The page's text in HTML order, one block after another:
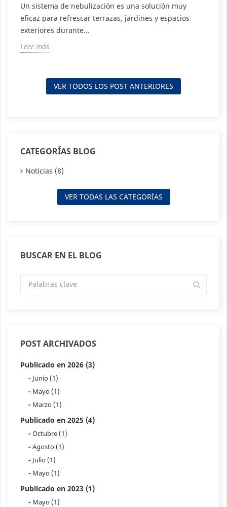
Un sistema de nebulización es una solución muy
eficaz para refrescar terrazas, jardines y espacios
exteriores durante...
Leer más
VER TODOS LOS POST ANTERIORES
CATEGORÍAS BLOG
Noticias (8)
VER TODAS LAS CATEGORÍAS
BUSCAR EN EL BLOG
POST ARCHIVADOS
Publicado en 2026 (3)
Junio (1)
Mayo (1)
Marzo (1)
Publicado en 2025 (4)
Octubre (1)
Agosto (1)
Julio (1)
Mayo (1)
Publicado en 2023 (1)
Mayo (1)